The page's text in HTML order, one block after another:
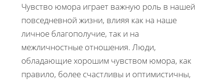
Чувство юмора играет важную роль в нашей
повседневной жизни, влияя как на наше
личное благополучие, так и на
межличностные отношения. Люди,
обладающие хорошим чувством юмора, как
правило, более счастливы и оптимистичны,